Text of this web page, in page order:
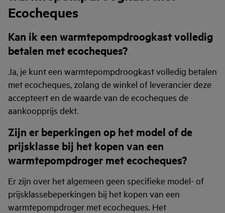
Ecocheques
Kan ik een warmtepompdroogkast volledig
betalen met ecocheques?
Ja, je kunt een warmtepompdroogkast volledig betalen
met ecocheques, zolang de winkel of leverancier deze
accepteert en de waarde van de ecocheques de
aankoopprijs dekt.
Zijn er beperkingen op het model of de
prijsklasse bij het kopen van een
warmtepompdroger met ecocheques?
Er zijn over het algemeen geen specifieke model- of
prijsklassebeperkingen bij het kopen van een
warmtepompdroger met ecocheques. Het